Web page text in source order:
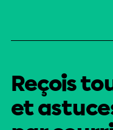
Reçois
et